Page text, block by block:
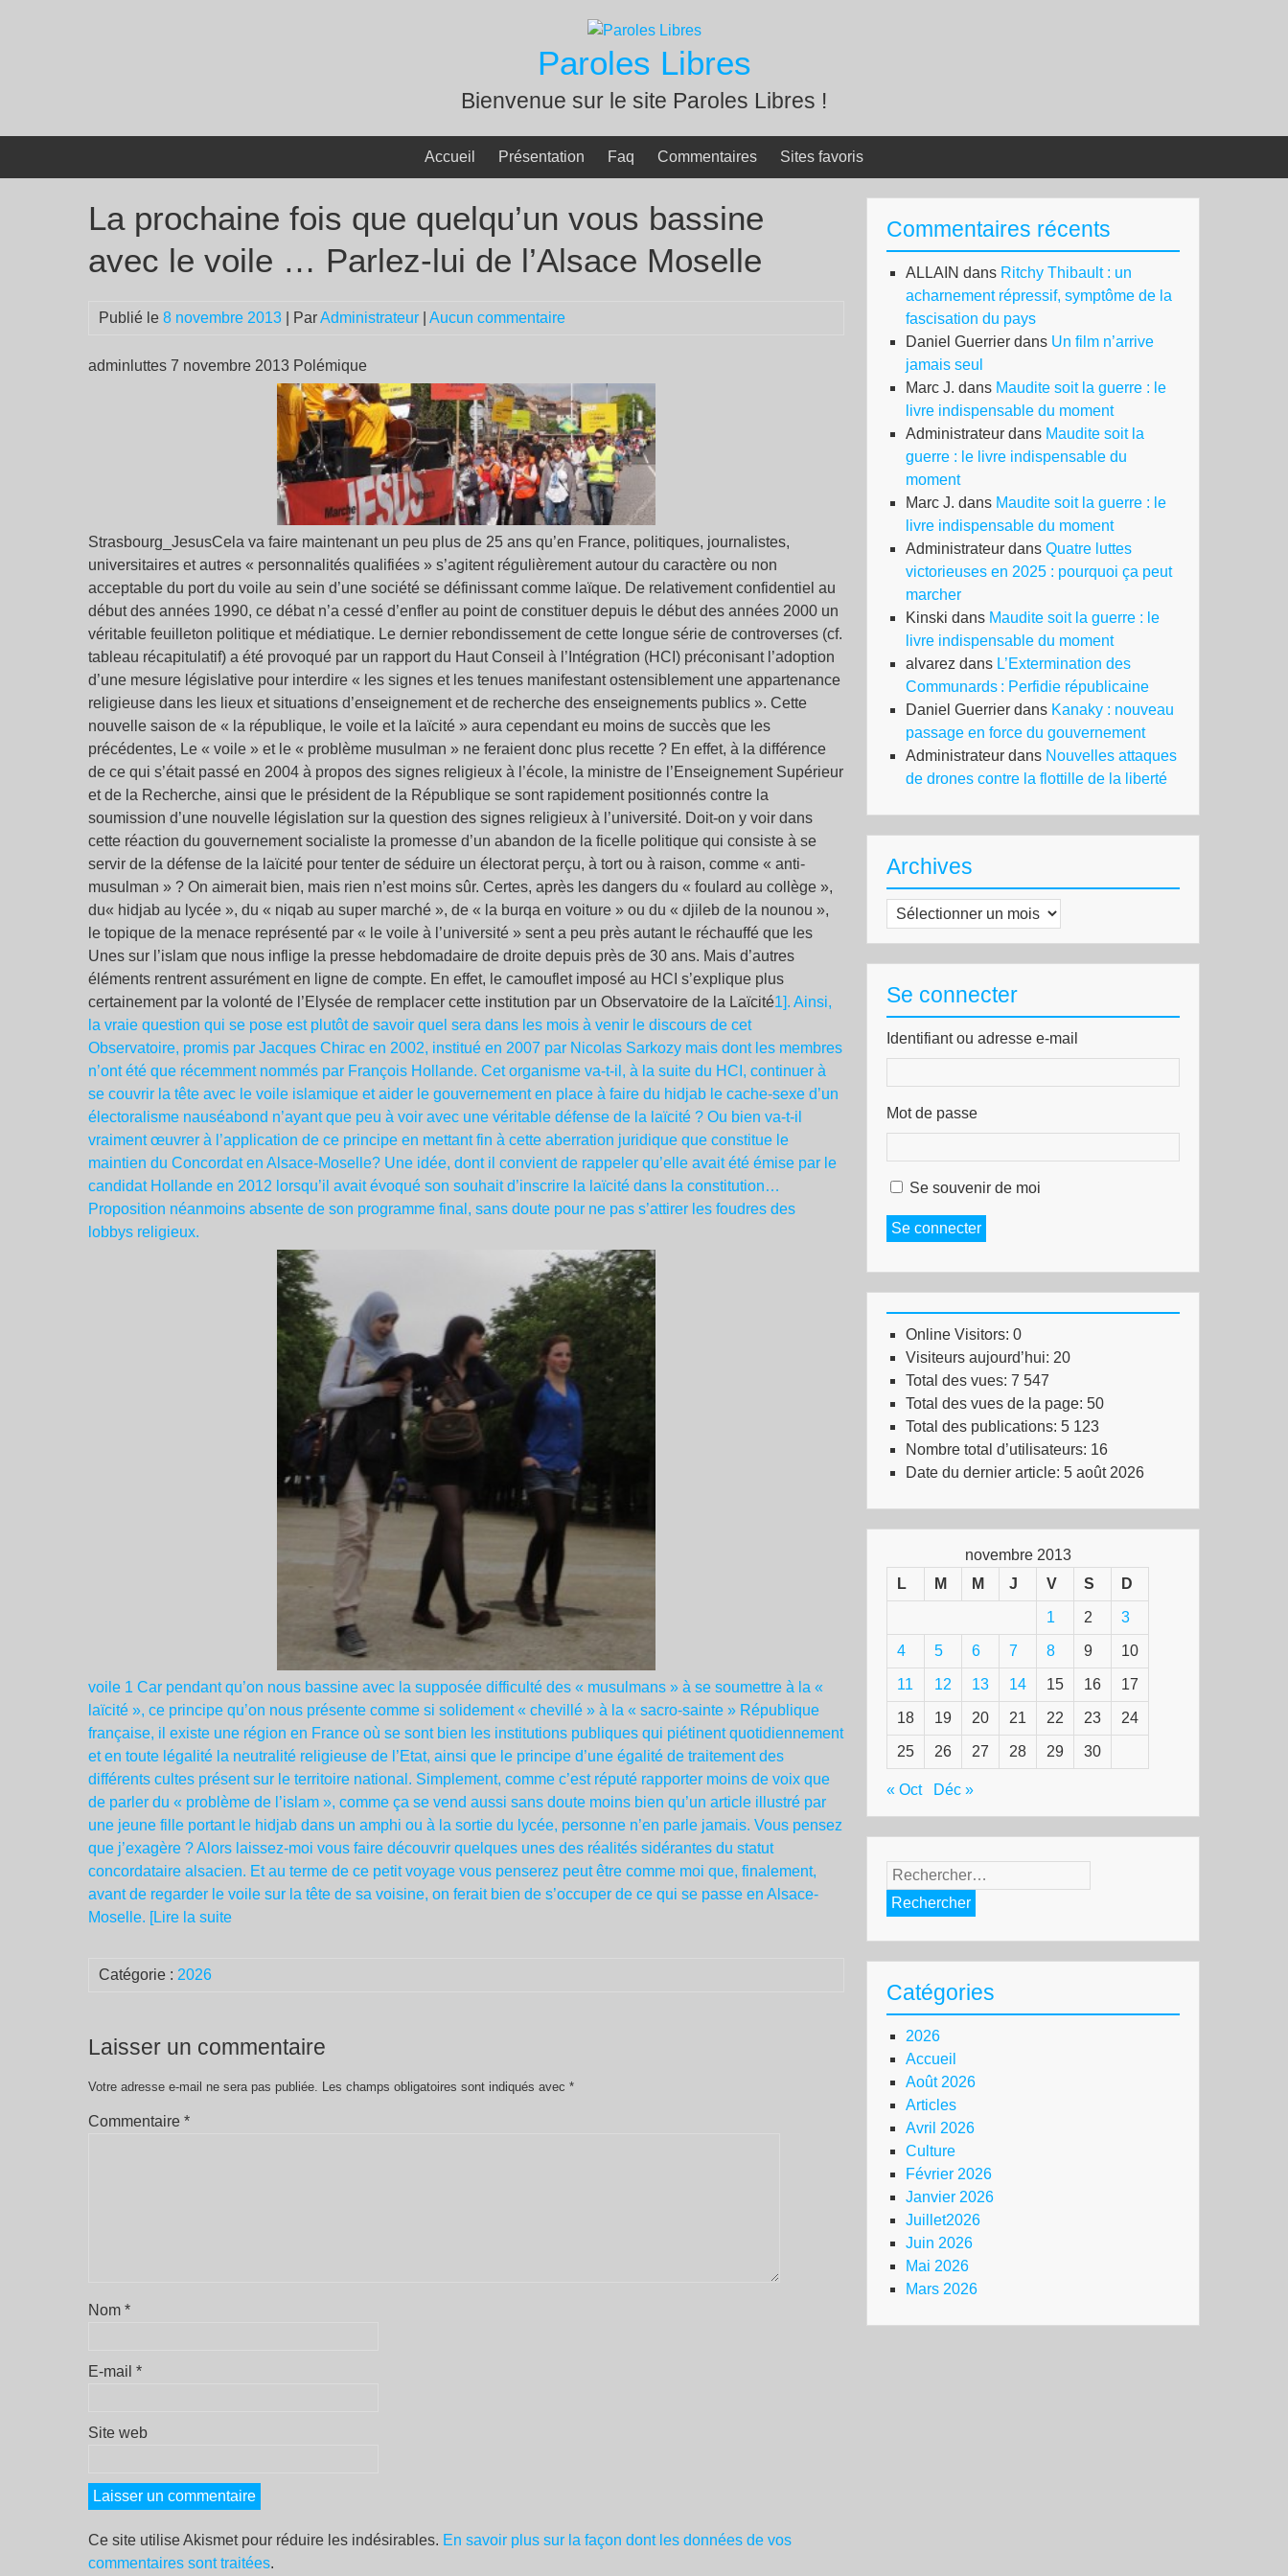
Paroles Libres
Bienvenue sur le site Paroles Libres !
Accueil Présentation Faq Commentaires Sites favoris
La prochaine fois que quelqu’un vous bassine
avec le voile … Parlez-lui de l’Alsace Moselle
Publié le 8 novembre 2013 | ParAdministrateur Aucun commentaire
adminluttes 7 novembre 2013 Polémique
Strasbourg_JesusCela va faire maintenant un peu plus de 25 ans qu’en France, politiques, journalistes,
universitaires et autres « personnalités qualifiées » s’agitent régulièrement autour du caractère ou non
acceptable du port du voile au sein d’une société se définissant comme laïque. De relativement confidentiel au
début des années 1990, ce débat n’a cessé d’enfler au point de constituer depuis le début des années 2000 un
véritable feuilleton politique et médiatique. Le dernier rebondissement de cette longue série de controverses (cf.
tableau récapitulatif) a été provoqué par un rapport du Haut Conseil à l’Intégration (HCI) préconisant l’adoption
d’une mesure législative pour interdire « les signes et les tenues manifestant ostensiblement une appartenance
religieuse dans les lieux et situations d’enseignement et de recherche des enseignements publics ». Cette
nouvelle saison de « la république, le voile et la laïcité » aura cependant eu moins de succès que les
précédentes, Le « voile » et le « problème musulman » ne feraient donc plus recette ? En effet, à la différence
de ce qui s’était passé en 2004 à propos des signes religieux à l’école, la ministre de l’Enseignement Supérieur
et de la Recherche, ainsi que le président de la République se sont rapidement positionnés contre la
soumission d’une nouvelle législation sur la question des signes religieux à l’université. Doit-on y voir dans
cette réaction du gouvernement socialiste la promesse d’un abandon de la ficelle politique qui consiste à se
servir de la défense de la laïcité pour tenter de séduire un électorat perçu, à tort ou à raison, comme « anti-
musulman » ? On aimerait bien, mais rien n’est moins sûr. Certes, après les dangers du « foulard au collège »,
du« hidjab au lycée », du « niqab au super marché », de « la burqa en voiture » ou du « djileb de la nounou »,
le topique de la menace représenté par « le voile à l’université » sent a peu près autant le réchauffé que les
Unes sur l’islam que nous inflige la presse hebdomadaire de droite depuis près de 30 ans. Mais d’autres
éléments rentrent assurément en ligne de compte. En effet, le camouflet imposé au HCI s’explique plus
certainement par la volonté de l’Elysée de remplacer cette institution par un Observatoire de la Laïcité1]. Ainsi,
la vraie question qui se pose est plutôt de savoir quel sera dans les mois à venir le discours de cet
Observatoire, promis par Jacques Chirac en 2002, institué en 2007 par Nicolas Sarkozy mais dont les membres
n’ont été que récemment nommés par François Hollande. Cet organisme va-t-il, à la suite du HCI, continuer à
se couvrir la tête avec le voile islamique et aider le gouvernement en place à faire du hidjab le cache-sexe d’un
électoralisme nauséabond n’ayant que peu à voir avec une véritable défense de la laïcité ? Ou bien va-t-il
vraiment œuvrer à l’application de ce principe en mettant fin à cette aberration juridique que constitue le
maintien du Concordat en Alsace-Moselle? Une idée, dont il convient de rappeler qu’elle avait été émise par le
candidat Hollande en 2012 lorsqu’il avait évoqué son souhait d’inscrire la laïcité dans la constitution…
Proposition néanmoins absente de son programme final, sans doute pour ne pas s’attirer les foudres des
lobbys religieux.
voile 1 Car pendant qu’on nous bassine avec la supposée difficulté des « musulmans » à se soumettre à la «
laïcité », ce principe qu’on nous présente comme si solidement « chevillé » à la « sacro-sainte » République
française, il existe une région en France où se sont bien les institutions publiques qui piétinent quotidiennement
et en toute légalité la neutralité religieuse de l’Etat, ainsi que le principe d’une égalité de traitement des
différents cultes présent sur le territoire national. Simplement, comme c’est réputé rapporter moins de voix que
de parler du « problème de l’islam », comme ça se vend aussi sans doute moins bien qu’un article illustré par
une jeune fille portant le hidjab dans un amphi ou à la sortie du lycée, personne n’en parle jamais. Vous pensez
que j’exagère ? Alors laissez-moi vous faire découvrir quelques unes des réalités sidérantes du statut
concordataire alsacien. Et au terme de ce petit voyage vous penserez peut être comme moi que, finalement,
avant de regarder le voile sur la tête de sa voisine, on ferait bien de s’occuper de ce qui se passe en Alsace-
Moselle. [Lire la suite
Catégorie : 2026
Laisser un commentaire
Votre adresse e-mail ne sera pas publiée. Les champs obligatoires sont indiqués avec *
Commentaire *
Nom *
E-mail *
Site web
Ce site utilise Akismet pour réduire les indésirables. En savoir plus sur la façon dont les données de vos
commentaires sont traitées.
Commentaires récents
ALLAIN dans Ritchy Thibault : un
acharnement répressif, symptôme de la
fascisation du pays
Daniel Guerrier dans Un film n’arrive
jamais seul
Marc J. dans Maudite soit la guerre : le
livre indispensable du moment
Administrateur dans Maudite soit la
guerre : le livre indispensable du
moment
Marc J. dans Maudite soit la guerre : le
livre indispensable du moment
Administrateur dans Quatre luttes
victorieuses en 2025 : pourquoi ça peut
marcher
Kinski dans Maudite soit la guerre : le
livre indispensable du moment
alvarez dans L’Extermination des
Communards : Perfidie républicaine
Daniel Guerrier dans Kanaky : nouveau
passage en force du gouvernement
Administrateur dans Nouvelles attaques
de drones contre la flottille de la liberté
Archives
Archives
Se connecter
Identifiant ou adresse e-mail
Mot de passe
Se souvenir de moi
Se connecter
Online Visitors: 0
Visiteurs aujourd’hui: 20
Total des vues: 7 547
Total des vues de la page: 50
Total des publications: 5 123
Nombre total d’utilisateurs: 16
Date du dernier article: 5 août 2026
novembre 2013
L
M M J V S D
1 2 3
4 5 6 7 8 9 10
11 12 13 14 15 16 17
18 19 20 21 22 23 24
25 26 27 28 29 30
« Oct Déc »
Rechercher :
Catégories
2026
Accueil
Août 2026
Articles
Avril 2026
Culture
Février 2026
Janvier 2026
Juillet2026
Juin 2026
Mai 2026
Mars 2026